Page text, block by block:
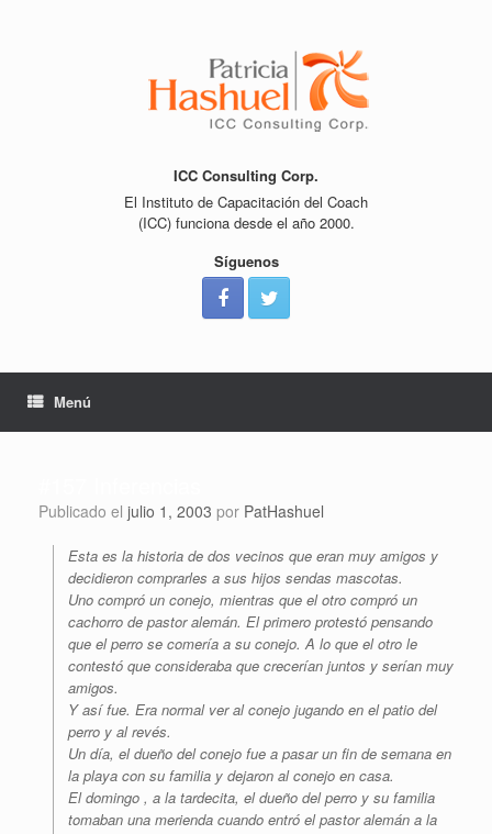
ICC Consulting Corp.
El Instituto de Capacitación del Coach
(ICC) funciona desde el año 2000.
Síguenos
Menú
Publicado el julio 1, 2003 por PatHashuel
Esta es la historia de dos vecinos que eran muy amigos y
decidieron comprarles a sus hijos sendas mascotas.
Uno compró un conejo, mientras que el otro compró un
cachorro de pastor alemán. El primero protestó pensando
que el perro se comería a su conejo. A lo que el otro le
contestó que consideraba que crecerían juntos y serían muy
amigos.
Y así fue. Era normal ver al conejo jugando en el patio del
perro y al revés.
Un día, el dueño del conejo fue a pasar un fin de semana en
la playa con su familia y dejaron al conejo en casa.
El domingo , a la tardecita, el dueño del perro y su familia
tomaban una merienda cuando entró el pastor alemán a la